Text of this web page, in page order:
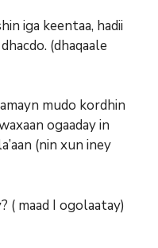
iga keentaa, hadii
(dhaqaale
mudo kordhin
ogaaday in
(nin xun iney
( maad I ogolaatay)